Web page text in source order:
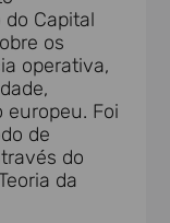
do Capital
os
operativa,
Foi
de
do
da